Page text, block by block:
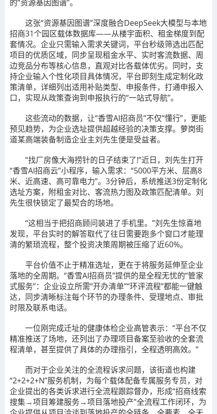
的“资源基因图谱”。
这张“资源基因图谱”深度融合DeepSeek大模型与本地
招商31个园区载体数据库——从楼宇面积、租金梯度到配
套情况。企业只需输入需求关键词，平台秒级筛选出匹配
项目的优质区域，同步呈现租金水平、实时客流数据、周
边竞品分布等核心信息，直观对比各载体优劣。同时，支
持企业输入个性化项目具体情况，平台即刻生成定制化政
策清单，详细列出适用补贴类型、申报条件，打通申报入
口，实现从政策查询到申报执行的“一站式导航”。
这些流动的数据，让“香雪AI招商员”不仅“懂行”，更能
预见趋势，为企业选址提供超越经验的决策支撑。萝岗街
道某高端装备制造企业主刘先生便是受益者。
“找厂房像大海捞针的日子结束了!”近日，刘先生打开
“香雪AI招商云”小程序，输入需求：“5000平方米、层高8
米、近高速、高可靠电力”。3分钟后，系统推送3份定制化
选址方案，附租金对比、客流热力图及政策匹配清单。刘
先生很快锁定了最契合的场地。
“这相当于把招商顾问装进了手机里。”刘先生惊喜地
发现，平台实时的解答取代了往日需要跑多个窗口才能理
清的繁琐流程，整个投资决策周期被压缩了近60%。
平台价值不止于精准选址，更在于将服务延伸至企业
落地的全周期。“香雪AI招商员”提供的是全程无忧的“管家
式服务”：企业设立所需“开办清单”“环评流程”都能一键触
达，同步清晰标注每个环节的办理条件、受理地点、审批
时限及联系电话。
一位刚完成迁址的健康体检企业高管表示：“平台不仅
精准推送了场地，还列出了办理项目备案至验收的全套流
程清单，甚至提供了具体的办理指引，全程透明高效。”
而对于企业关注的全流程诉求问题，该街道也构建
“2+2+2+N”服务机制，为每个载体配备专属服务专员，对
企业提出的各类诉求进行全流程跟踪督办，形成“招商线索
搜集→项目筹建服务→项目落地投产”全流程工作闭环，为